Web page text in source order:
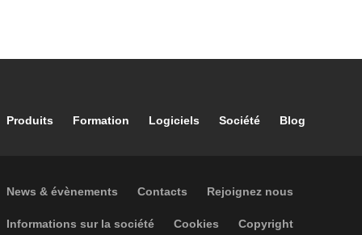
Footer main navigation
Produits Formation Logiciels Société Blog
Footer secondary navigation
News & évènements Contacts Rejoignez nous
Footer menu
Informations sur la société Cookies Copyright